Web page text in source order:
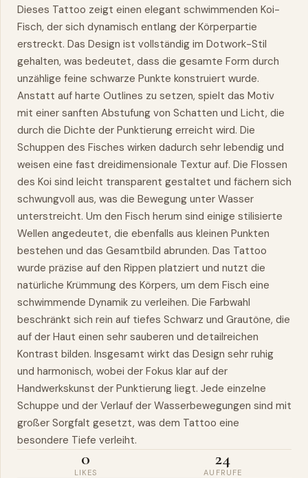
Dieses Tattoo zeigt einen elegant schwimmenden Koi-
Fisch, der sich dynamisch entlang der Körperpartie
erstreckt. Das Design ist vollständig im Dotwork-Stil
gehalten, was bedeutet, dass die gesamte Form durch
unzählige feine schwarze Punkte konstruiert wurde.
Anstatt auf harte Outlines zu setzen, spielt das Motiv
mit einer sanften Abstufung von Schatten und Licht, die
durch die Dichte der Punktierung erreicht wird. Die
Schuppen des Fisches wirken dadurch sehr lebendig und
weisen eine fast dreidimensionale Textur auf. Die Flossen
des Koi sind leicht transparent gestaltet und fächern sich
schwungvoll aus, was die Bewegung unter Wasser
unterstreicht. Um den Fisch herum sind einige stilisierte
Wellen angedeutet, die ebenfalls aus kleinen Punkten
bestehen und das Gesamtbild abrunden. Das Tattoo
wurde präzise auf den Rippen platziert und nutzt die
natürliche Krümmung des Körpers, um dem Fisch eine
schwimmende Dynamik zu verleihen. Die Farbwahl
beschränkt sich rein auf tiefes Schwarz und Grautöne, die
auf der Haut einen sehr sauberen und detailreichen
Kontrast bilden. Insgesamt wirkt das Design sehr ruhig
und harmonisch, wobei der Fokus klar auf der
Handwerkskunst der Punktierung liegt. Jede einzelne
Schuppe und der Verlauf der Wasserbewegungen sind mit
großer Sorgfalt gesetzt, was dem Tattoo eine
besondere Tiefe verleiht.
0
LIKES
24
AUFRUFE